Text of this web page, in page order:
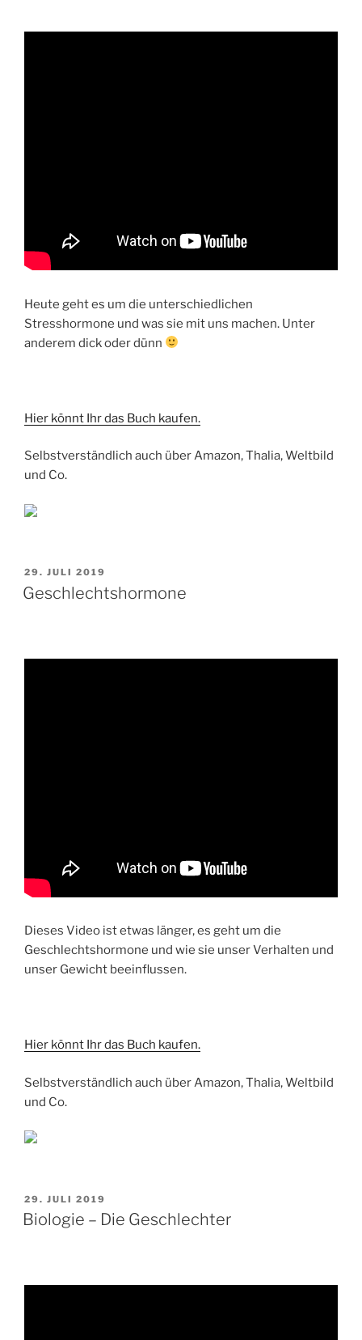
Heute geht es um die unterschiedlichen
Stresshormone und was sie mit uns machen. Unter
anderem dick oder dünn
Hier könnt Ihr das Buch kaufen.
Selbstverständlich auch über Amazon, Thalia, Weltbild
und Co.
VERÖFFENTLICHT
AM
29. JULI 2019
Geschlechtshormone
Dieses Video ist etwas länger, es geht um die
Geschlechtshormone und wie sie unser Verhalten und
unser Gewicht beeinflussen.
Hier könnt Ihr das Buch kaufen.
Selbstverständlich auch über Amazon, Thalia, Weltbild
und Co.
VERÖFFENTLICHT
AM
29. JULI 2019
Biologie – Die Geschlechter